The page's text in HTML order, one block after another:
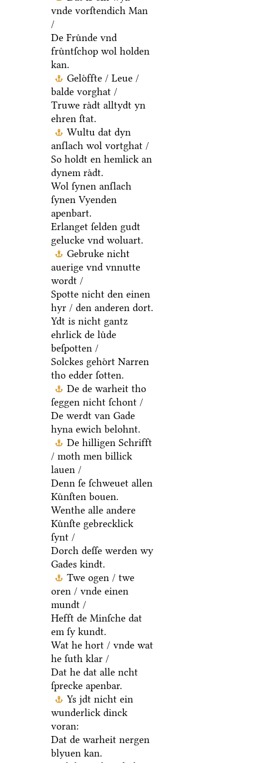
vnde vorſtendich Man
/
De Fruͤnde vnd
fruͤntſchop wol holden
kan.
Geloͤffte / Leue /
balde vorghat /
Truwe raͤdt alltydt yn
ehren ſtat.
Wultu dat dyn
anſlach wol vortghat /
So holdt en hemlick an
dynem raͤdt.
Wol ſynen anſlach
ſynen Vyenden
apenbart.
Erlanget ſelden gudt
gelucke vnd woluart.
Gebruke nicht
auerige vnd vnnutte
wordt /
Spotte nicht den einen
hyr / den anderen dort.
Ydt is nicht gantz
ehrlick de luͤde
beſpotten /
Solckes gehoͤrt Narren
tho edder ſotten.
De de warheit tho
ſeggen nicht ſchont /
De werdt van Gade
hyna ewich belohnt.
De hilligen Schrifft
/ moth men billick
lauen /
Denn ſe ſchweuet allen
Kuͤnſten bouen.
Wenthe alle andere
Kuͤnſte gebrecklick
ſynt /
Dorch deſſe werden wy
Gades kindt.
Twe ogen / twe
oren / vnde einen
mundt /
Hefft de Minſche dat
em ſy kundt.
Wat he hort / vnde wat
he ſuth klar /
Dat he dat alle ncht
ſprecke apenbar.
Ys jdt nicht ein
wunderlick dinck
voran:
Dat de warheit nergen
blyuen kan.